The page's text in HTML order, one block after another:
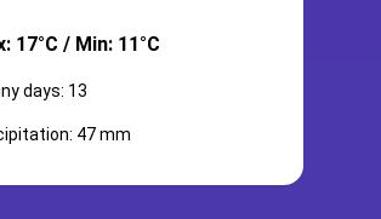
17°C / Min: 11°C
days: 13
47 mm